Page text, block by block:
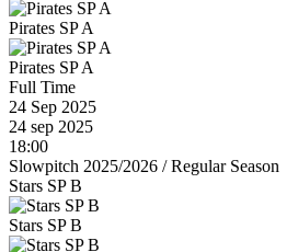
Pirates SP A
Pirates SP A
Full Time
24 Sep 2025
24 sep 2025
18:00
Slowpitch 2025/2026 /Regular Season
Stars SP B
Stars SP B